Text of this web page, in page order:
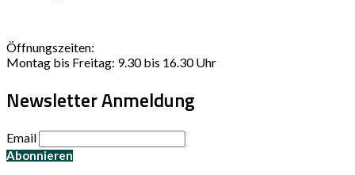
Öffnungszeiten:
Montag bis Freitag: 9.30 bis 16.30 Uhr
Newsletter Anmeldung
Email